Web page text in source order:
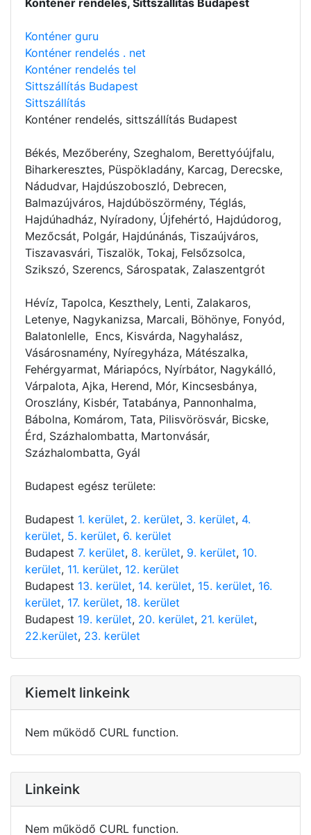
Konténer guru
Konténer rendelés . net
Konténer rendelés tel
Sittszállítás Budapest
Sittszállítás
Konténer rendelés, sittszállítás Budapest
Békés, Mezőberény, Szeghalom, Berettyóújfalu,
Biharkeresztes, Püspökladány, Karcag, Derecske,
Nádudvar, Hajdúszoboszló, Debrecen,
Balmazújváros, Hajdúböszörmény, Téglás,
Hajdúhadház, Nyíradony, Újfehértó, Hajdúdorog,
Mezőcsát, Polgár, Hajdúnánás, Tiszaújváros,
Tiszavasvári, Tiszalök, Tokaj, Felsőzsolca,
Szikszó, Szerencs, Sárospatak, Zalaszentgrót
Hévíz, Tapolca, Keszthely, Lenti, Zalakaros,
Letenye, Nagykanizsa, Marcali, Böhönye, Fonyód,
Balatonlelle, Encs, Kisvárda, Nagyhalász,
Vásárosnamény, Nyíregyháza, Mátészalka,
Fehérgyarmat, Máriapócs, Nyírbátor, Nagykálló,
Várpalota, Ajka, Herend, Mór, Kincsesbánya,
Oroszlány, Kisbér, Tatabánya, Pannonhalma,
Bábolna, Komárom, Tata, Pilisvörösvár, Bicske,
Érd, Százhalombatta, Martonvásár,
Százhalombatta, Gyál
Budapest egész területe:
Budapest 1. kerület, 2. kerület, 3. kerület, 4.
kerület, 5. kerület, 6. kerület
Budapest 7. kerület, 8. kerület, 9. kerület, 10.
kerület, 11. kerület, 12. kerület
Budapest 13. kerület, 14. kerület, 15. kerület, 16.
kerület, 17. kerület, 18. kerület
Budapest 19. kerület, 20. kerület, 21. kerület,
22.kerület, 23. kerület
Kiemelt linkeink
Nem működő CURL function.
Linkeink
Nem működő CURL function.